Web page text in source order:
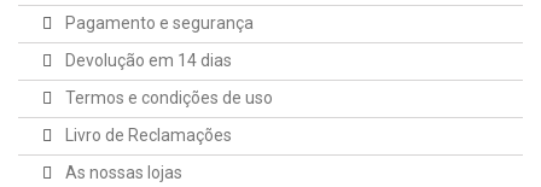
Pagamento e segurança
Devolução em 14 dias
Termos e condições de uso
Livro de Reclamações
As nossas lojas